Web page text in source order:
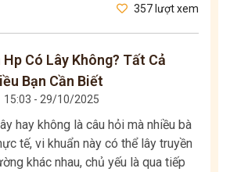
357 lượt xem
Hp Có Lây Không? Tất Cả
Bạn Cần Biết
15:03 - 29/10/2025
hay không là câu hỏi mà nhiều bà
tế, vi khuẩn này có thể lây truyền
khác nhau, chủ yếu là qua tiếp